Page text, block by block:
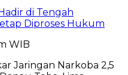
di Tengah
Diproses Hukum
WIB